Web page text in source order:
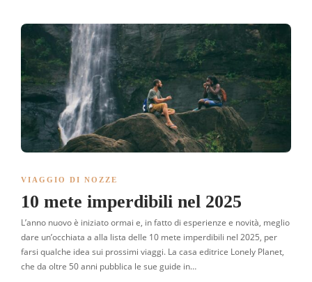
VIAGGIO DI NOZZE
10 mete imperdibili nel 2025
L’anno nuovo è iniziato ormai e, in fatto di esperienze e novità, meglio
dare un’occhiata a alla lista delle 10 mete imperdibili nel 2025, per
farsi qualche idea sui prossimi viaggi. La casa editrice Lonely Planet,
che da oltre 50 anni pubblica le sue guide in…